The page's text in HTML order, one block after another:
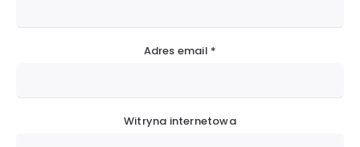
Adres email *
Witryna internetowa